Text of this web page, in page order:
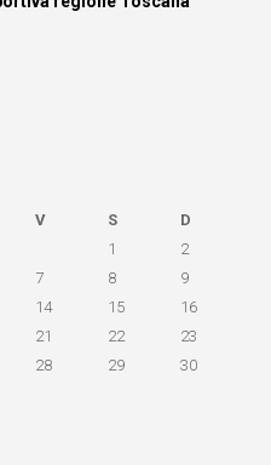
V S D
1
2
7 8
9
14 15
16
21 22
23
28 29
30